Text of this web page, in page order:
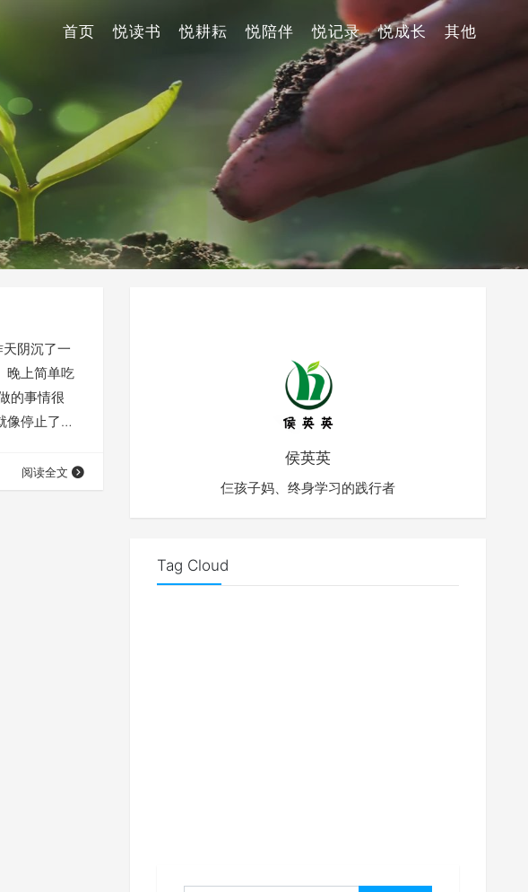
首页 悦读书 悦耕耘 悦陪伴 悦记录 悦成长 其他
阴沉了一
晚上简单吃
的事情很
像停止了运
自己做的太
生病，我觉
阅读全文
侯英英
仨孩子妈、终身学习的践行者
Tag Cloud